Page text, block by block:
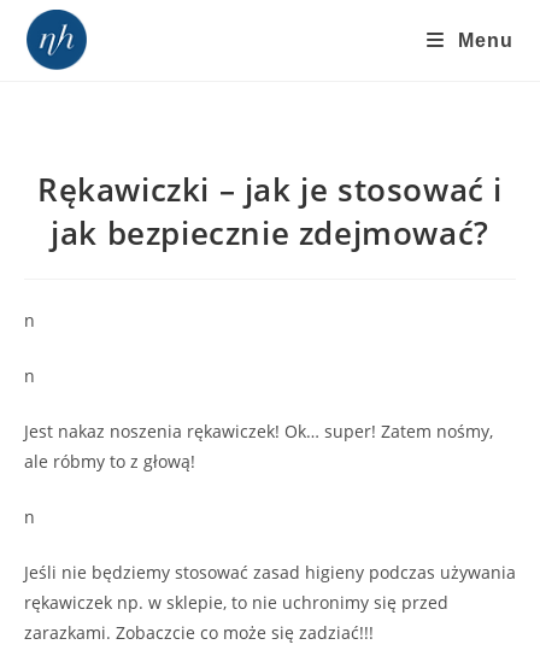
content
Menu
Rękawiczki – jak je stosować i
jak bezpiecznie zdejmować?
n
n
Jest nakaz noszenia rękawiczek! Ok… super! Zatem nośmy,
ale róbmy to z głową!
n
Jeśli nie będziemy stosować zasad higieny podczas używania
rękawiczek np. w sklepie, to nie uchronimy się przed
zarazkami. Zobaczcie co może się zadziać!!!